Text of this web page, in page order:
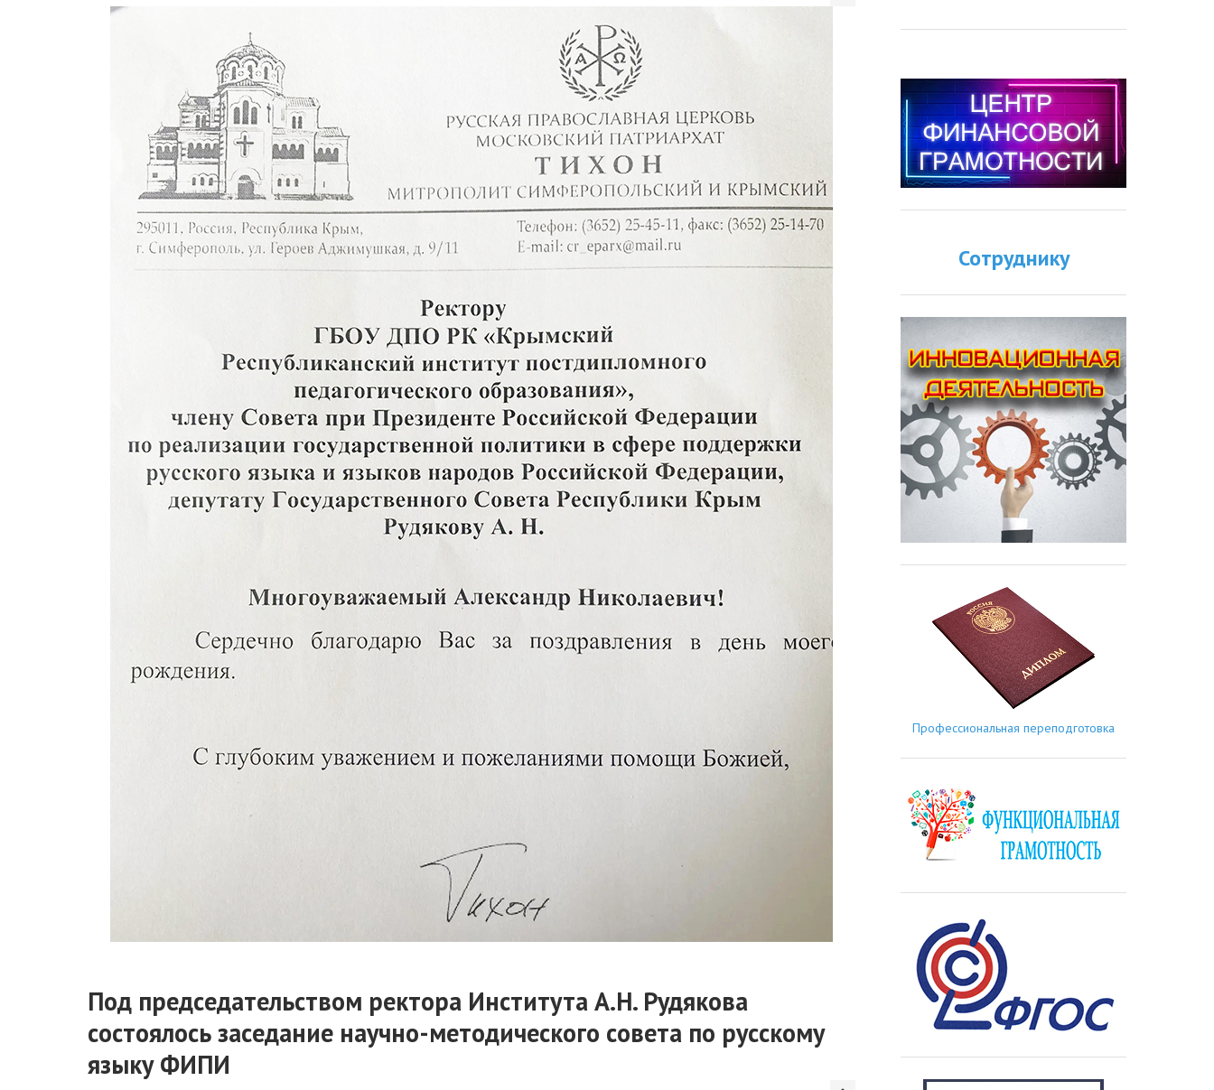
Под председательством ректора Института А.Н. Рудякова
состоялось заседание научно-методического совета по русскому
языку ФИПИ
Сотруднику
Профессиональная переподготовка